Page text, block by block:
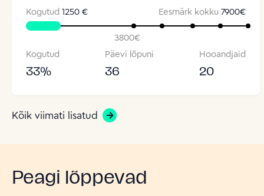
Kogutud 1250 € Eesmärk kokku 7900€
3800€
Kogutud
33%
Päevi lõpuni
36
Hooandjaid
20
Kõik viimati lisatud
Peagi lõppevad